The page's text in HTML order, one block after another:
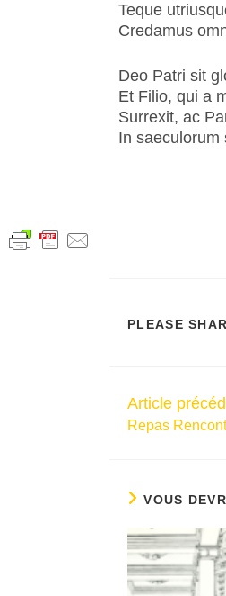
Teque
Credamus
Deo Patri sit
Et Filio, qui a
Surrexit, ac
In
PLEASE
Article
Repas
VOUS